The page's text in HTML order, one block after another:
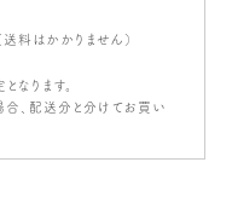
送料はかかりません）
なります。
、配送分と分けてお買い